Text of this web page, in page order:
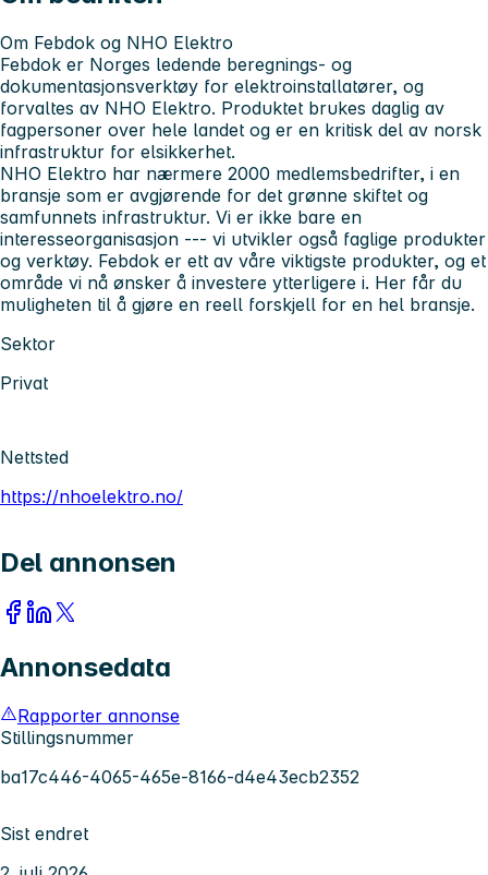
Om Febdok og NHO Elektro
Febdok er Norges ledende beregnings- og
dokumentasjonsverktøy for elektroinstallatører, og
forvaltes av NHO Elektro. Produktet brukes daglig av
fagpersoner over hele landet og er en kritisk del av norsk
infrastruktur for elsikkerhet.
NHO Elektro har nærmere 2000 medlemsbedrifter, i en
bransje som er avgjørende for det grønne skiftet og
samfunnets infrastruktur. Vi er ikke bare en
interesseorganisasjon --- vi utvikler også faglige produkter
og verktøy. Febdok er ett av våre viktigste produkter, og et
område vi nå ønsker å investere ytterligere i. Her får du
muligheten til å gjøre en reell forskjell for en hel bransje.
Sektor
Privat
Nettsted
https://nhoelektro.no/
Del annonsen
Annonsedata
Rapporter annonse
Stillingsnummer
ba17c446-4065-465e-8166-d4e43ecb2352
Sist endret